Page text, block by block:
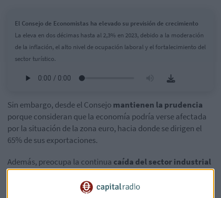
El Consejo de Economistas ha elevado su previsión de crecimiento
La eleva en dos décimas hasta al 2,3% en 2023, debido a la moderación
de la inflación, el alto nivel de ocupación laboral y el fortalecimiento del
sector turístico.
Sin embargo, desde el Consejo mantienen la prudencia
porque consideran que la economía podría verse afectada
por la situación de la zona euro, hacia donde se dirigen el
65% de sus exportaciones.
Además, preocupa la continua caída del sector industrial
español, cuya participación en el Producto Interior Bruto
.